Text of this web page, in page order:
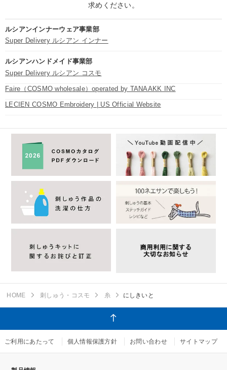
求めください。
ルシアンインナーウェア事業部
Super Delivery ルシアン インナー
ルシアンハンドメイド事業部
Super Delivery ルシアン コスモ
Faire（COSMO wholesale）operated by TANAAKK INC
LECIEN COSMO Embroidery | US Official Website
HOME 刺しゅう・コスモ 糸 にしきいと
ご利用にあたって 個人情報保護方針 お問い合わせ サイトマップ